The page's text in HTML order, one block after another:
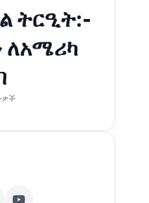
ትርዒት:-
ለአሜሪካ